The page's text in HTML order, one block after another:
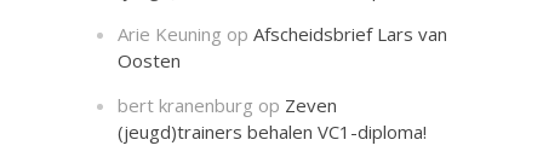
Arie Keuning opAfscheidsbrief Lars van
Oosten
bert kranenburg op Zeven
(jeugd)trainers behalen VC1-diploma!